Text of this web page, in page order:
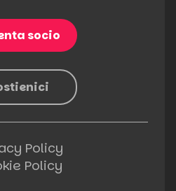
socio
Policy
Policy